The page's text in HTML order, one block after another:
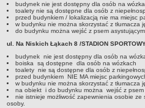
budynek nie jest dostępny dla osób na
toalety nie są dostępne dla osób z
przed budynkiem / lokalizacją nie ma miejsc
w budynku nie można skorzystać z tłumacza
do budynku można wejść z psem
ul. Na Niskich Łąkach 8 /STADION
budynek nie jest dostępny dla osób na
boiska są dostępne dla osób na wózkach
toalety nie są dostępne dla osób z
przed budynkiem NIE MA miejsc
w budynku nie można skorzystać z tłumacza
na obiekt i do budynku można wejść z psem
nie istnieje możliwość zapewnienia osobie
osoby.